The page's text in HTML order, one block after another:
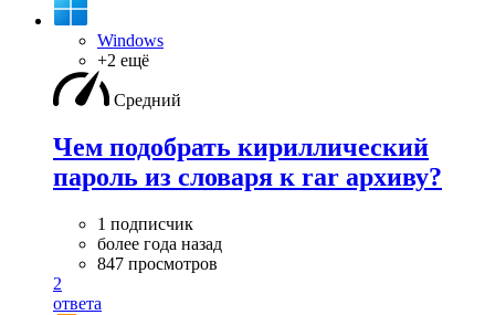
Windows
+2 ещё
Средний
Чем подобрать кириллический
пароль из словаря к rar архиву?
1 подписчик
более года назад
847 просмотров
2
ответа